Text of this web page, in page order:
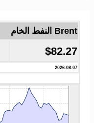
Brent النفط الخام
$82.27
2026.08.07